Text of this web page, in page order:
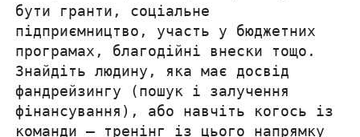
бути гранти, соціальне
підприємництво, участь у бюджетних
програмах, благодійні внески тощо.
Знайдіть людину, яка має досвід
фандрейзингу (пошук і залучення
фінансування), або навчіть когось із
команди — тренінг із цього напрямку